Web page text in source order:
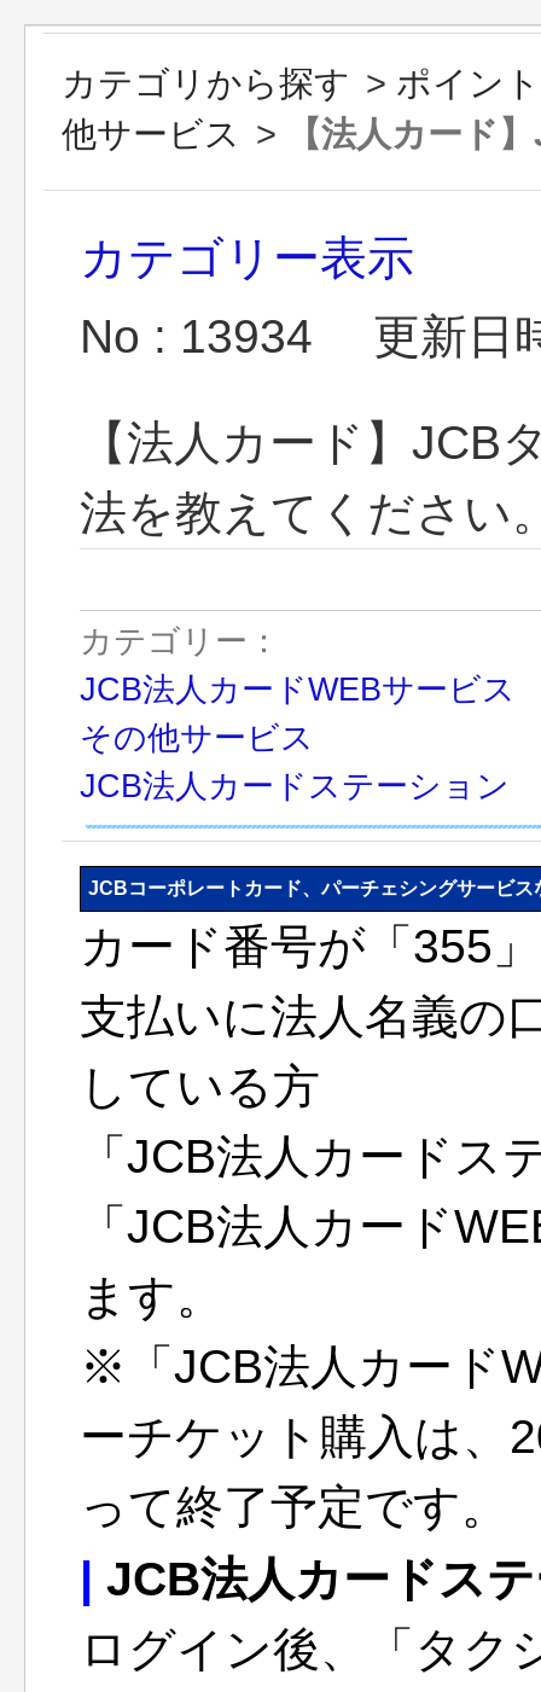
カテゴリから探す > ポイン
他サービス > 【法人カード
カテゴリー表示
No : 13934
更新日
【法人カード】JCB
法を教えてください
カテゴリー：
JCB法人カードWEBサービス
その他サービス
JCB法人カードステーション
JCBコーポレートカード、パーチェシングサービ
カード番号が「355
支払いに法人名義の
している方
「JCB法人カードス
「JCB法人カード
ます。
※「JCB法人カード
ーチケット購入は、
って終了予定です。
| JCB法人カードス
ログイン後、「タク